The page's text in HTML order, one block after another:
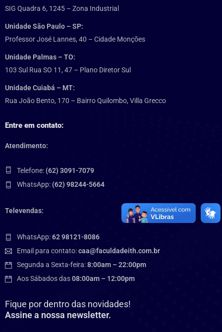
SIG Quadra 6, 1245 – Zona Industrial
Unidade São Paulo – SP:
Professor José Lannes, 40 – Cidade Monções
Unidade Palmas – TO:
103 Sul Rua SO 11, 47 – Plano Diretor Sul
Unidade Cuiabá – MT:
Rua João Bento, 170 – Bairro Quilombo, Villa Grecco
Entre em contato:
Atendimento:
Telefone: (62) 3091-7079
WhatsApp: (62) 98244-5664
Televendas:
WhatsApp:62 98121-8086
Email para contato:caa@faculdadeith.com.br
Segunda a Sexta-feira:8:00am – 22:00pm
Aos Sábados das08:00am – 12:00pm
Fique por dentro das novidades!
Assine a nossa newsletter.